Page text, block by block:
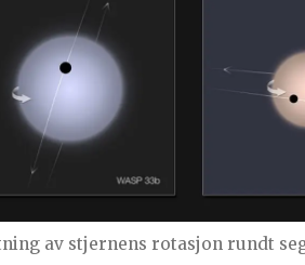
av stjernens rotasjon rundt